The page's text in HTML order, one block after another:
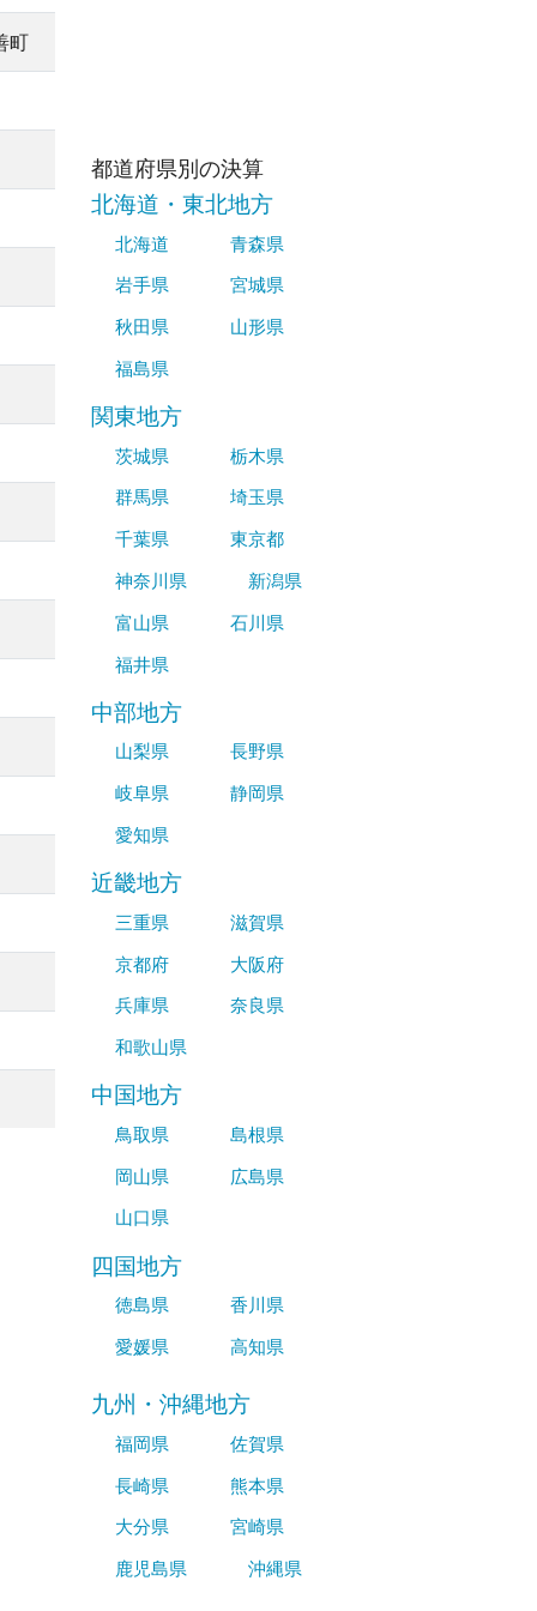
町
都道府県別の決算
北海道・東北地方
北海道
青森県
岩手県
宮城県
秋田県
山形県
福島県
関東地方
茨城県
栃木県
群馬県
埼玉県
千葉県
東京都
神奈川県
新潟県
富山県
石川県
福井県
中部地方
山梨県
長野県
岐阜県
静岡県
愛知県
近畿地方
三重県
滋賀県
京都府
大阪府
兵庫県
奈良県
和歌山県
中国地方
鳥取県
島根県
岡山県
広島県
山口県
四国地方
徳島県
香川県
愛媛県
高知県
九州・沖縄地方
福岡県
佐賀県
長崎県
熊本県
大分県
宮崎県
鹿児島県
沖縄県